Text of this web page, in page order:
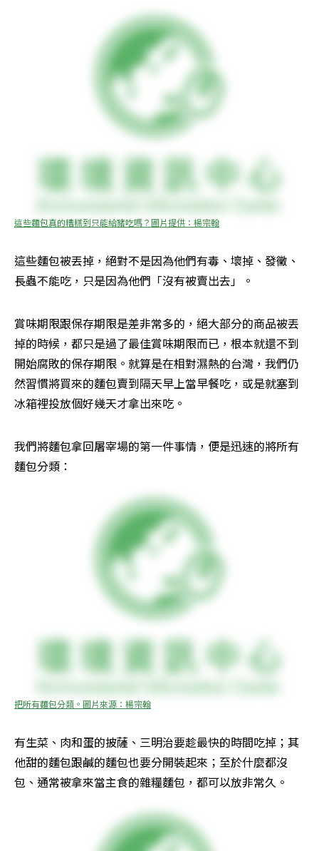
這些麵包真的糟糕到只能給豬吃嗎？圖片提供：楊宗翰
這些麵包被丟掉，絕對不是因為他們有毒、壞掉、發黴、
長蟲不能吃，只是因為他們「沒有被賣出去」。
賞味期限跟保存期限是差非常多的，絕大部分的商品被丟
掉的時候，都只是過了最佳賞味期限而已，根本就還不到
開始腐敗的保存期限。就算是在相對濕熱的台灣，我們仍
然習慣將買來的麵包賣到隔天早上當早餐吃，或是就塞到
冰箱裡投放個好幾天才拿出來吃。
我們將麵包拿回屠宰場的第一件事情，便是迅速的將所有
麵包分類：
把所有麵包分類。圖片來源：楊宗翰
有生菜、肉和蛋的披薩、三明治要趁最快的時間吃掉；其
他甜的麵包跟鹹的麵包也要分開裝起來；至於什麼都沒
包、通常被拿來當主食的雜糧麵包，都可以放非常久。